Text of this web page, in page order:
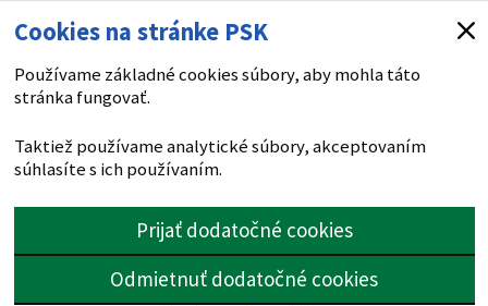
Cookies na stránke PSK
Používame základné cookies súbory, aby mohla táto
stránka fungovať.
Taktiež používame analytické súbory, akceptovaním
súhlasíte s ich používaním.
Prijať dodatočné cookies
Odmietnuť dodatočné cookies